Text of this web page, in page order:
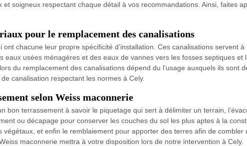
soigneux respectant chaque détail à vos recommandations. Ainsi, faites
pour le remplacement des canalisations
chacune leur propre spécificité d’installation. Ces canalisations servent à
eaux usées ménagères et des eaux de vannes vers les fosses septiques et
du remplacement des canalisations dépend du l’usage auxquels ils sont
canalisation respectant les normes à Cely.
selon Weiss maconnerie
bon terrassement à savoir le piquetage qui sert à délimiter un terrain,
ou décapage pour conserver les couches du sol les plus aptes à la
et enfin le remblaiement pour apporter des terres afin de
maconnerie mettra à votre disposition lors de notre intervention à Cely.